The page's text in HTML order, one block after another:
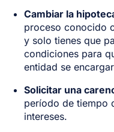
Cambiar la
proceso conocido
y solo tienes que
condiciones para
entidad se
Solicitar una
período de tiempo
intereses.